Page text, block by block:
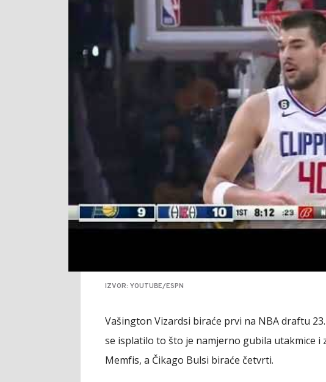
IZVOR: YOUTUBE/ESPN
Vašington Vizardsi biraće prvi na NBA draftu
se isplatilo to što je namjerno gubila utakmice i
Memfis, a Čikago Bulsi biraće četvrti.